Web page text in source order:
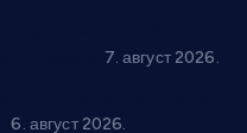
7. август 2026.
6. август 2026.